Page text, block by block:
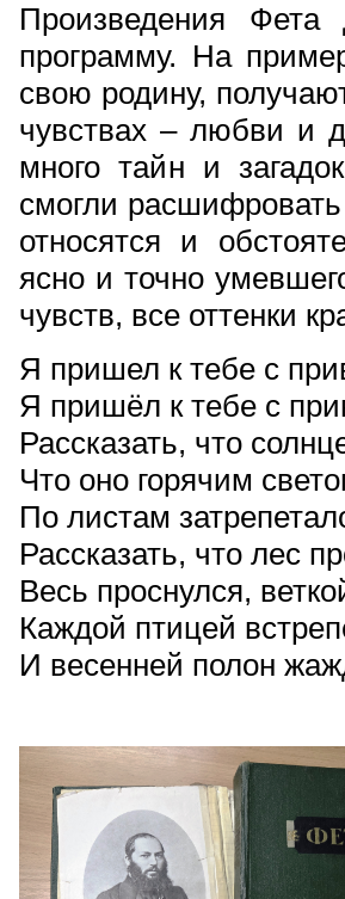
Произведения
программу. На
свою родину,
чувствах – любви и
много тайн и
смогли
относятся и
ясно и точно
чувств, все оттенки
Я пришел к тебе с
Я пришёл к тебе с
Рассказать, что
Что оно горячим
По листам
Рассказать, что лес
Весь проснулся,
Каждой птицей
И весенней полон